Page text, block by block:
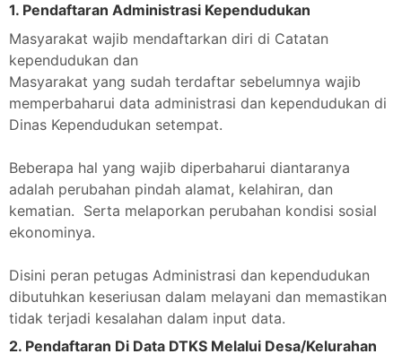
1. Pendaftaran Administrasi Kependudukan
Masyarakat wajib mendaftarkan diri di Catatan
kependudukan dan
Masyarakat yang sudah terdaftar sebelumnya wajib
memperbaharui data administrasi dan kependudukan di
Dinas Kependudukan setempat.
Beberapa hal yang wajib diperbaharui diantaranya
adalah perubahan pindah alamat, kelahiran, dan
kematian. Serta melaporkan perubahan kondisi sosial
ekonominya.
Disini peran petugas Administrasi dan kependudukan
dibutuhkan keseriusan dalam melayani dan memastikan
tidak terjadi kesalahan dalam input data.
2. Pendaftaran Di Data DTKS Melalui Desa/Kelurahan